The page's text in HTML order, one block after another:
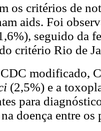
os critérios de
aids. Foi
seguido da
critério Rio de
modificado,
(2,5%) e a
para
doença entre os